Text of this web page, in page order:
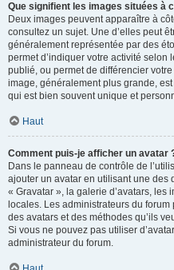
Que signifient les images situées à
Deux images peuvent apparaître à
consultez un sujet. Une d’elles peut
généralement représentée par des
permet d’indiquer votre activité
publié, ou permet de différencier
image, généralement plus grande,
qui est bien souvent unique et
Haut
Comment puis-je afficher un avatar
Dans le panneau de contrôle de
ajouter un avatar en utilisant une des
« Gravatar », la galerie d’avatars, les
locales. Les administrateurs du
des avatars et des méthodes qu’ils
Si vous ne pouvez pas utiliser
administrateur du forum.